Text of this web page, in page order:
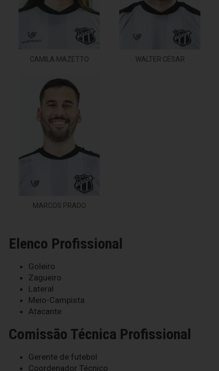
CAMILA MAZETTO WALTER CÉSAR
MARCOS PRADO
Elenco Profissional
Goleiro
Zagueiro
Lateral
Meio-Campista
Atacante
Comissão Técnica Profissional
Gerente de futebol
Coordenador Técnico